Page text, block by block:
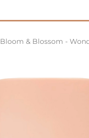
Bloom & Blossom -